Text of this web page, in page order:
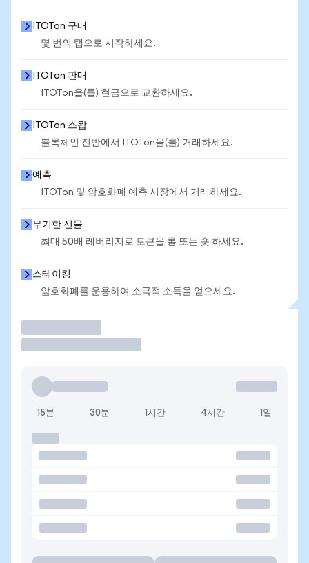
ITOTon 구매
몇 번의 탭으로 시작하세요.
ITOTon 판매
ITOTon을(를) 현금으로 교환하세요.
ITOTon 스왑
블록체인 전반에서 ITOTon을(를) 거래하세요.
예측
ITOTon 및 암호화폐 예측 시장에서 거래하세요.
무기한 선물
최대 50배 레버리지로 토큰을 롱 또는 숏 하세요.
스테이킹
암호화폐를 운용하여 소극적 소득을 얻으세요.
15분 30분 1시간 4시간 1일